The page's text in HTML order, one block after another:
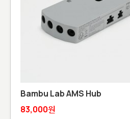
Bambu Lab AMS Hub
83,000원